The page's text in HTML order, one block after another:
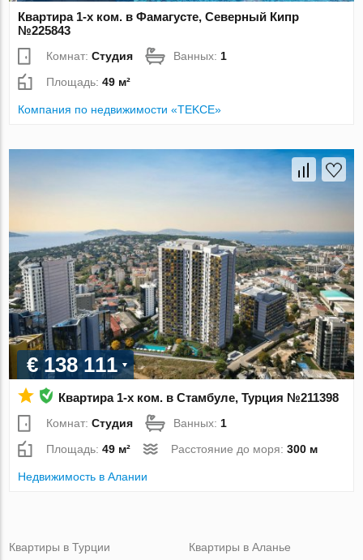
Квартира 1-х ком. в Фамагусте, Северный Кипр
№225843
Комнат:Студия Ванных: 1
Площадь:49 м²
Компания по недвижимости «TEKCE»
€ 138 111
Квартира 1-х ком. в Стамбуле, Турция №211398
Комнат:Студия Ванных: 1
Площадь:49 м² Расстояние до моря:300 м
Недвижимость в Алании
Квартиры в Турции
Квартиры в Аланье